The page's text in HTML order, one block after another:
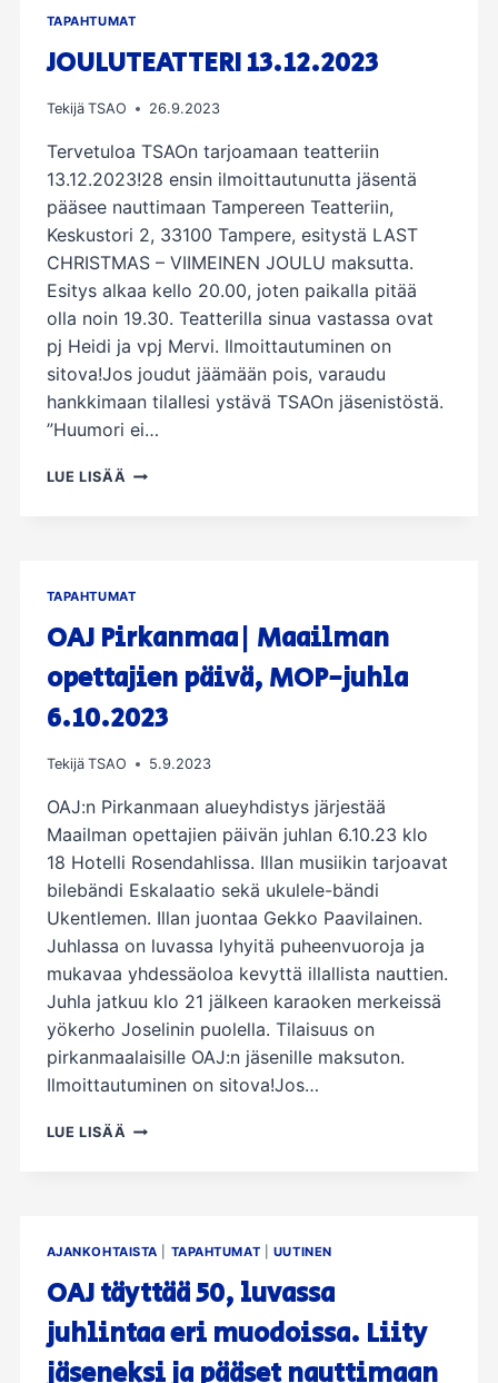
TAPAHTUMAT
JOULUTEATTERI 13.12.2023
Tekijä TSAO 26.9.2023
Tervetuloa TSAOn tarjoamaan teatteriin
13.12.2023!28 ensin ilmoittautunutta jäsentä
pääsee nauttimaan Tampereen Teatteriin,
Keskustori 2, 33100 Tampere, esitystä LAST
CHRISTMAS – VIIMEINEN JOULU maksutta.
Esitys alkaa kello 20.00, joten paikalla pitää
olla noin 19.30. Teatterilla sinua vastassa ovat
pj Heidi ja vpj Mervi. Ilmoittautuminen on
sitova!Jos joudut jäämään pois, varaudu
hankkimaan tilallesi ystävä TSAOn jäsenistöstä.
”Huumori ei…
LUE LISÄÄ JOULUTEATTERI
TAPAHTUMAT
OAJ Pirkanmaa| Maailman
opettajien päivä, MOP-juhla
6.10.2023
Tekijä TSAO 5.9.2023
OAJ:n Pirkanmaan alueyhdistys järjestää
Maailman opettajien päivän juhlan 6.10.23 klo
18 Hotelli Rosendahlissa. Illan musiikin tarjoavat
bilebändi Eskalaatio sekä ukulele-bändi
Ukentlemen. Illan juontaa Gekko Paavilainen.
Juhlassa on luvassa lyhyitä puheenvuoroja ja
mukavaa yhdessäoloa kevyttä illallista nauttien.
Juhla jatkuu klo 21 jälkeen karaoken merkeissä
yökerho Joselinin puolella. Tilaisuus on
pirkanmaalaisille OAJ:n jäsenille maksuton.
Ilmoittautuminen on sitova!Jos…
LUE LISÄÄ OAJ
JUHLA
6.10.2023
AJANKOHTAISTA TAPAHTUMAT UUTINEN
OAJ täyttää 50, luvassa
juhlintaa eri muodoissa. Liity
jäseneksi ja pääset nauttimaan